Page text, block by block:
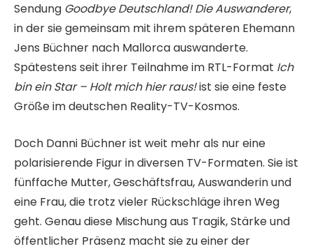
Sendung Goodbye Deutschland! Die Auswanderer,
in der sie gemeinsam mit ihrem späteren Ehemann
Jens Büchner nach Mallorca auswanderte.
Spätestens seit ihrer Teilnahme im RTL-Format Ich
bin ein Star – Holt mich hier raus!ist sie eine feste
Größe im deutschen Reality-TV-Kosmos.
Doch Danni Büchner ist weit mehr als nur eine
polarisierende Figur in diversen TV-Formaten. Sie ist
fünffache Mutter, Geschäftsfrau, Auswanderin und
eine Frau, die trotz vieler Rückschläge ihren Weg
geht. Genau diese Mischung aus Tragik, Stärke und
öffentlicher Präsenz macht sie zu einer der